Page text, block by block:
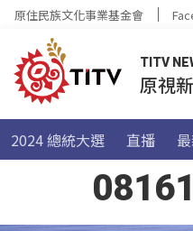
原住民族文化事業基金會
TITV
原視
2024 總統大選 直播